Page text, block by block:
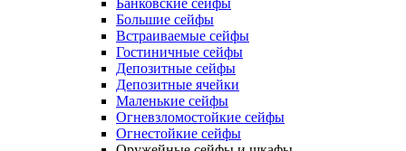
Банковские сейфы
Большие сейфы
Встраиваемые сейфы
Гостиничные сейфы
Депозитные сейфы
Депозитные ячейки
Маленькие сейфы
Огневзломостойкие сейфы
Огнестойкие сейфы